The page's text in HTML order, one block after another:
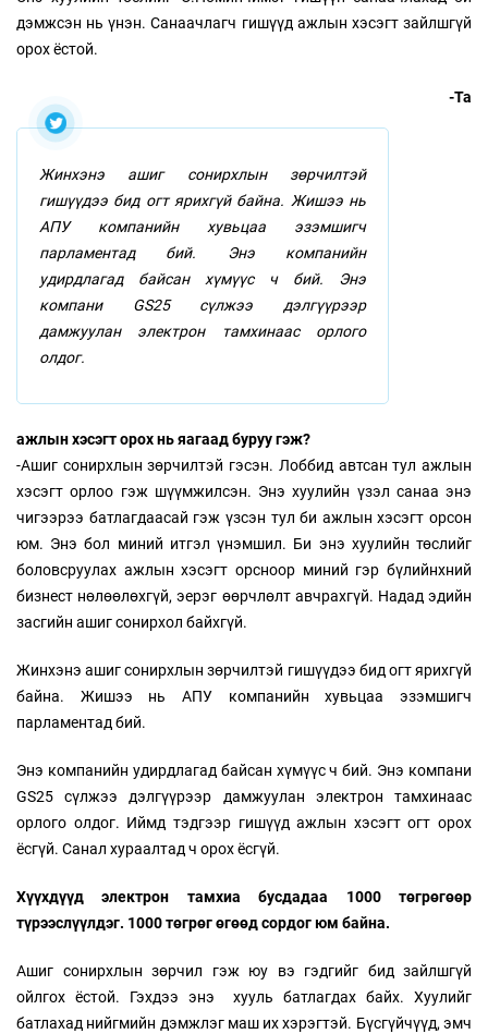
дэмжсэн нь үнэн. Санаачлагч гишүүд ажлын хэсэгт зайлшгүй
орох ёстой.
Жинхэнэ ашиг сонирхлын зөрчилтэй
гишүүдээ бид огт ярихгүй байна. Жишээ нь
АПУ компанийн хувьцаа эзэмшигч
парламентад бий. Энэ компанийн
удирдлагад байсан хүмүүс ч бий. Энэ
компани GS25 сүлжээ дэлгүүрээр
дамжуулан электрон тамхинаас орлого
олдог.
-Та
ажлын хэсэгт орох нь яагаад буруу гэж?
-Ашиг сонирхлын зөрчилтэй гэсэн. Лоббид автсан тул ажлын
хэсэгт орлоо гэж шүүмжилсэн. Энэ хуулийн үзэл санаа энэ
чигээрээ батлагдаасай гэж үзсэн тул би ажлын хэсэгт орсон
юм. Энэ бол миний итгэл үнэмшил. Би энэ хуулийн төслийг
боловсруулах ажлын хэсэгт орсноор миний гэр бүлийнхний
бизнест нөлөөлөхгүй, эерэг өөрчлөлт авчрахгүй. Надад эдийн
засгийн ашиг сонирхол байхгүй.
Жинхэнэ ашиг сонирхлын зөрчилтэй гишүүдээ бид огт ярихгүй
байна. Жишээ нь АПУ компанийн хувьцаа эзэмшигч
парламентад бий.
Энэ компанийн удирдлагад байсан хүмүүс ч бий. Энэ компани
GS25 сүлжээ дэлгүүрээр дамжуулан электрон тамхинаас
орлого олдог. Иймд тэдгээр гишүүд ажлын хэсэгт огт орох
ёсгүй. Санал хураалтад ч орох ёсгүй.
Хүүхдүүд электрон тамхиа бусдадаа 1000 төгрөгөөр
түрээслүүлдэг. 1000 төгрөг өгөөд сордог юм байна.
Ашиг сонирхлын зөрчил гэж юу вэ гэдгийг бид зайлшгүй
ойлгох ёстой. Гэхдээ энэ хууль батлагдах байх. Хуулийг
батлахад нийгмийн дэмжлэг маш их хэрэгтэй. Бүсгүйчүүд, эмч